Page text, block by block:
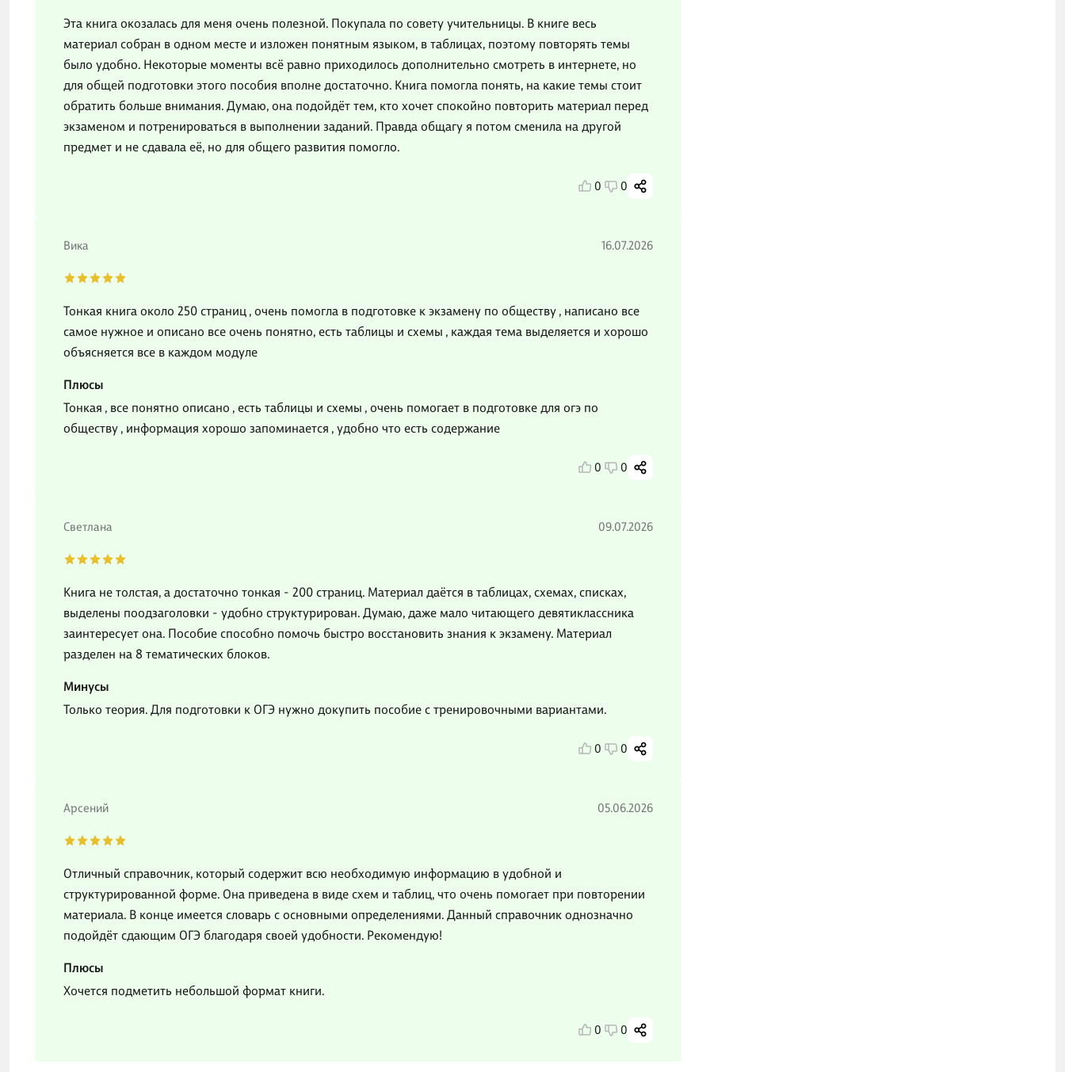
Эта книга окозалась для меня очень полезной. Покупала по совету учительницы. В книге весь
материал собран в одном месте и изложен понятным языком, в таблицах, поэтому повторять темы
было удобно. Некоторые моменты всё равно приходилось дополнительно смотреть в интернете, но
для общей подготовки этого пособия вполне достаточно. Книга помогла понять, на какие темы стоит
обратить больше внимания. Думаю, она подойдёт тем, кто хочет спокойно повторить материал перед
экзаменом и потренироваться в выполнении заданий. Правда общагу я потом сменила на другой
предмет и не сдавала её, но для общего развития помогло.
0 0
Вика 16.07.2026
Тонкая книга около 250 страниц , очень помогла в подготовке к экзамену по обществу , написано все
самое нужное и описано все очень понятно, есть таблицы и схемы , каждая тема выделяется и хорошо
объясняется все в каждом модуле
Плюсы
Тонкая , все понятно описано , есть таблицы и схемы , очень помогает в подготовке для огэ по
обществу , информация хорошо запоминается , удобно что есть содержание
0 0
Светлана 09.07.2026
Книга не толстая, а достаточно тонкая - 200 страниц. Материал даётся в таблицах, схемах, списках,
выделены поодзаголовки - удобно структурирован. Думаю, даже мало читающего девятиклассника
заинтересует она. Пособие способно помочь быстро восстановить знания к экзамену. Материал
разделен на 8 тематических блоков.
Минусы
Только теория. Для подготовки к ОГЭ нужно докупить пособие с тренировочными вариантами.
0 0
Арсений 05.06.2026
Отличный справочник, который содержит всю необходимую информацию в удобной и
структурированной форме. Она приведена в виде схем и таблиц, что очень помогает при повторении
материала. В конце имеется словарь с основными определениями. Данный справочник однозначно
подойдёт сдающим ОГЭ благодаря своей удобности. Рекомендую!
Плюсы
Хочется подметить небольшой формат книги.
0 0